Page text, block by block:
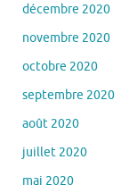
décembre 2020
novembre 2020
octobre 2020
septembre 2020
août 2020
juillet 2020
mai 2020